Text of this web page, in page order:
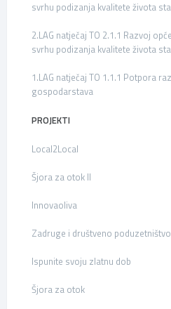
svrhu podizanja kvalitete života
2.LAG natječaj TO 2.1.1 Razvoj
svrhu podizanja kvalitete života
1.LAG natječaj TO 1.1.1 Potpora
gospodarstava
PROJEKTI
Local2Local
Šjora za otok II
Innovaoliva
Zadruge i društveno poduzetništvo
Ispunite svoju zlatnu dob
Šjora za otok